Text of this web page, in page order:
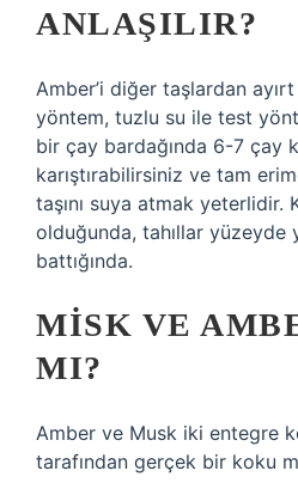
ANLAŞILIR?
Amber’i diğer taşlardan
yöntem, tuzlu su ile test
bir çay bardağında 6-7 çay
karıştırabilirsiniz ve tam
taşını suya atmak yeterlidir.
olduğunda, tahıllar yüzeyde
battığında.
MISK VE
MI?
Amber ve Musk iki entegre
tarafından gerçek bir koku